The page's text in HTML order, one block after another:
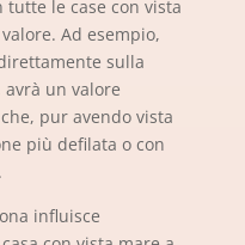
le case con vista
Ad esempio,
sulla
avrà un valore
pur avendo vista
più defilata o con
influisce